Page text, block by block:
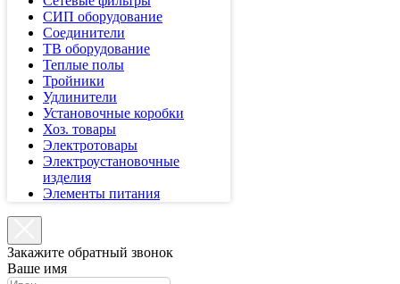
СИП оборудование
Соединители
ТВ оборудование
Теплые полы
Тройники
Удлинители
Установочные коробки
Хоз. товары
Электротовары
Электроустановочные
изделия
Элементы питания
Закажите обратный звонок
Ваше имя